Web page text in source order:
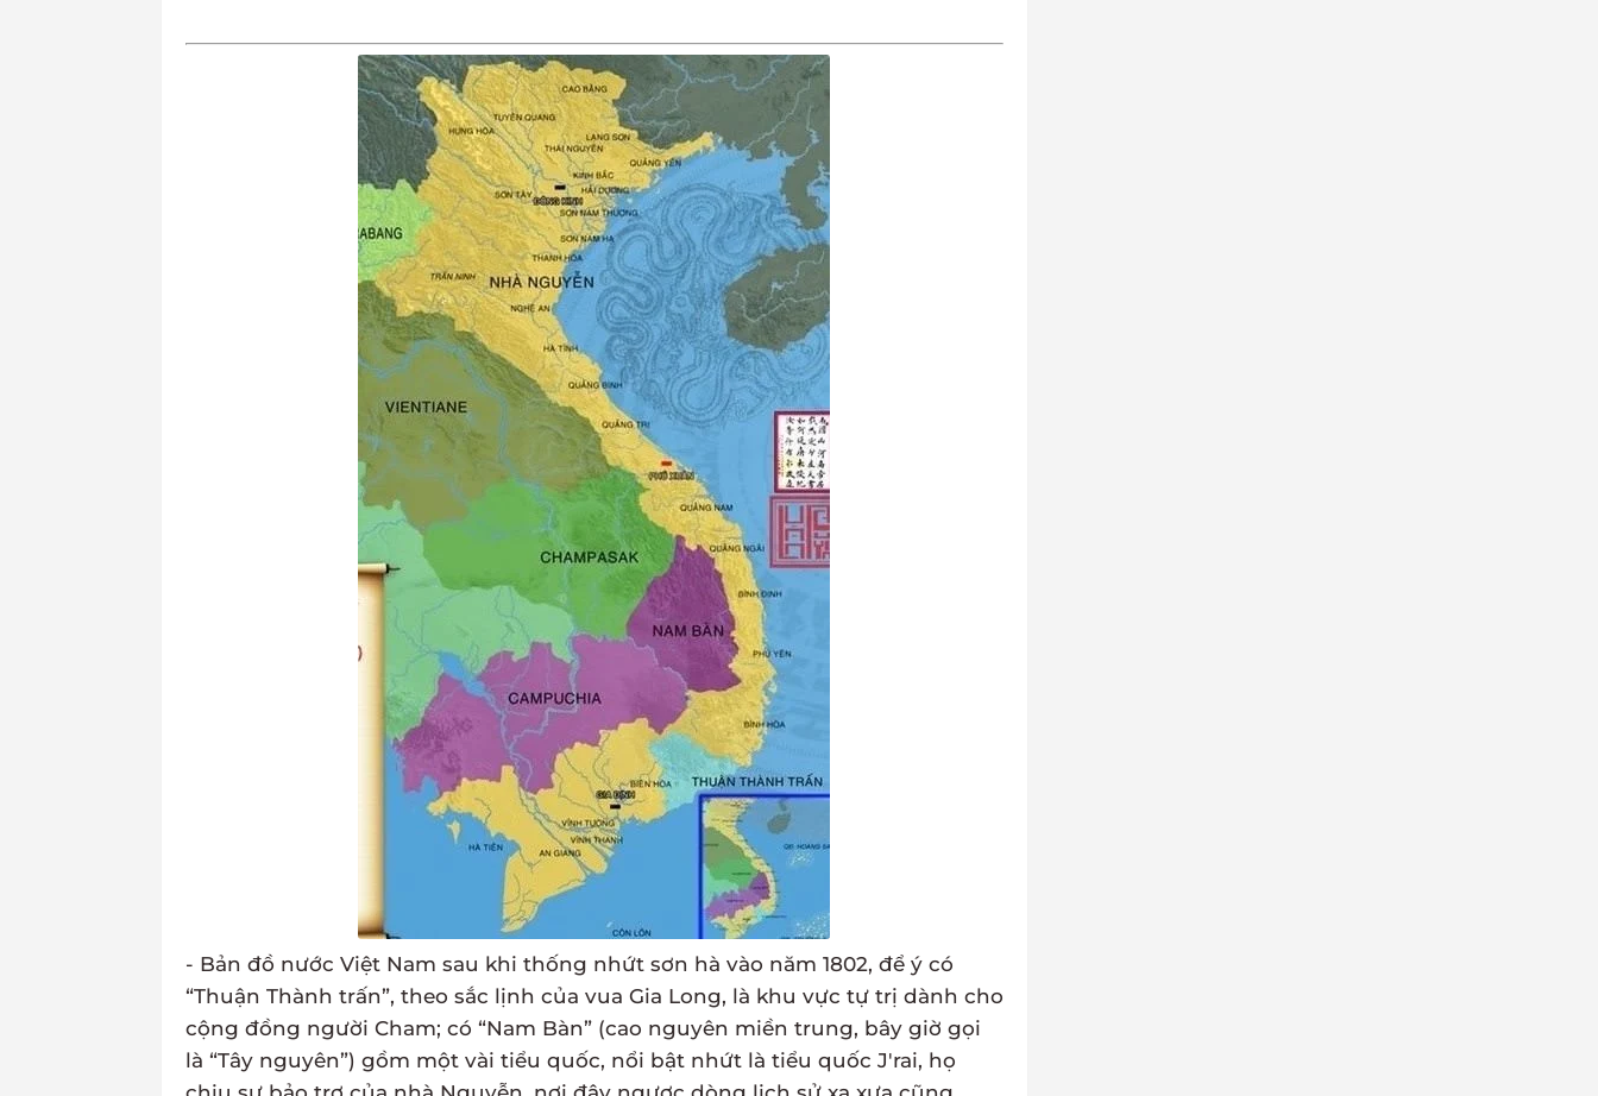
- Bản đồ nước Việt Nam sau khi thống nhứt sơn hà vào năm 1802, để ý có
“Thuận Thành trấn”, theo sắc lịnh của vua Gia Long, là khu vực tự trị dành cho
cộng đồng người Cham; có “Nam Bàn” (cao nguyên miền trung, bây giờ gọi
là “Tây nguyên”) gồm một vài tiểu quốc, nổi bật nhứt là tiểu quốc J'rai, họ